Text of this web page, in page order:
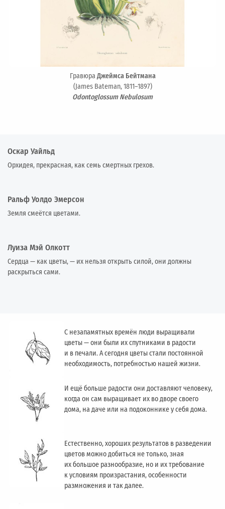
ГравюраДжеймса Бейтмана
(James Bateman, 1811–1897)
Odontoglossum Nebulosum
Оскар Уайльд
Орхидея, прекрасная, как семь смертных грехов.
Ральф Уолдо Эмерсон
Земля смеётся цветами.
Луиза Мэй Олкотт
Сердца — как цветы, — их нельзя открыть силой, они должны
раскрыться сами.
С незапамятных времён люди выращивали
цветы — они были их спутниками в радости
и в печали. А сегодня цветы стали постоянной
необходимость, потребностью нашей жизни.
И ещё больше радости они доставляют человеку,
когда он сам выращивает их во дворе своего
дома, на даче или на подоконнике у себя дома.
Естественно, хороших результатов в разведении
цветов можно добиться не только, зная
их большое разнообразие, но и их требование
к условиям произрастания, особенности
размножения и так далее.